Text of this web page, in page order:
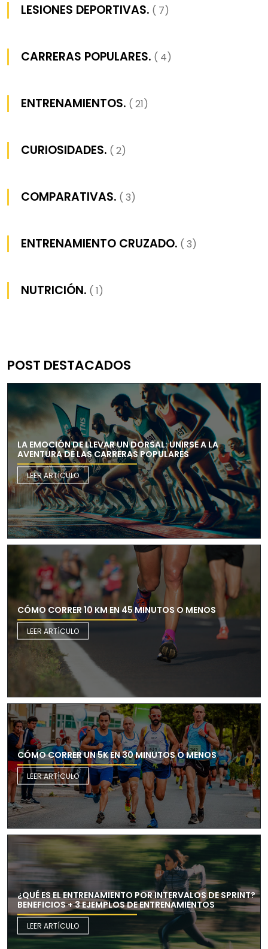
LESIONES DEPORTIVAS. ( 7)
CARRERAS POPULARES. ( 4)
ENTRENAMIENTOS. ( 21)
CURIOSIDADES. ( 2)
COMPARATIVAS. ( 3)
ENTRENAMIENTO CRUZADO. ( 3)
NUTRICIÓN. ( 1)
POST DESTACADOS
LA EMOCIÓN DE LLEVAR UN DORSAL: UNIRSE A LA
AVENTURA DE LAS CARRERAS POPULARES
LEER ARTÍCULO
CÓMO CORRER 10 KM EN 45 MINUTOS O MENOS
LEER ARTÍCULO
CÓMO CORRER UN 5K EN 30 MINUTOS O MENOS
LEER ARTÍCULO
¿QUÉ ES EL ENTRENAMIENTO POR INTERVALOS DE SPRINT?
BENEFICIOS + 3 EJEMPLOS DE ENTRENAMIENTOS
LEER ARTÍCULO